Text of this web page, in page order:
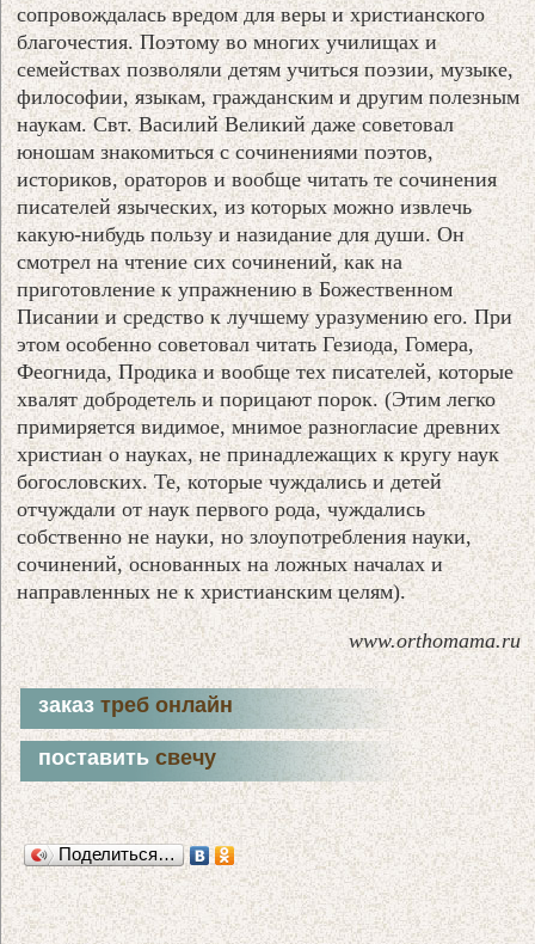
сопровождалась вредом для веры и христианского
благочестия. Поэтому во многих училищах и
семействах позволяли детям учиться поэзии, музыке,
философии, языкам, гражданским и другим полезным
наукам. Свт. Василий Великий даже советовал
юношам знакомиться с сочинениями поэтов,
историков, ораторов и вообще читать те сочинения
писателей языческих, из которых можно извлечь
какую-нибудь пользу и назидание для души. Он
смотрел на чтение сих сочинений, как на
приготовление к упражнению в Божественном
Писании и средство к лучшему уразумению его. При
этом особенно советовал читать Гезиода, Гомера,
Феогнида, Продика и вообще тех писателей, которые
хвалят добродетель и порицают порок. (Этим легко
примиряется видимое, мнимое разногласие древних
христиан о науках, не принадлежащих к кругу наук
богословских. Те, которые чуждались и детей
отчуждали от наук первого рода, чуждались
собственно не науки, но злоупотребления науки,
сочинений, основанных на ложных началах и
направленных не к христианским целям).
www.orthomama.ru
заказтреб онлайн
поставитьсвечу
Поделиться…